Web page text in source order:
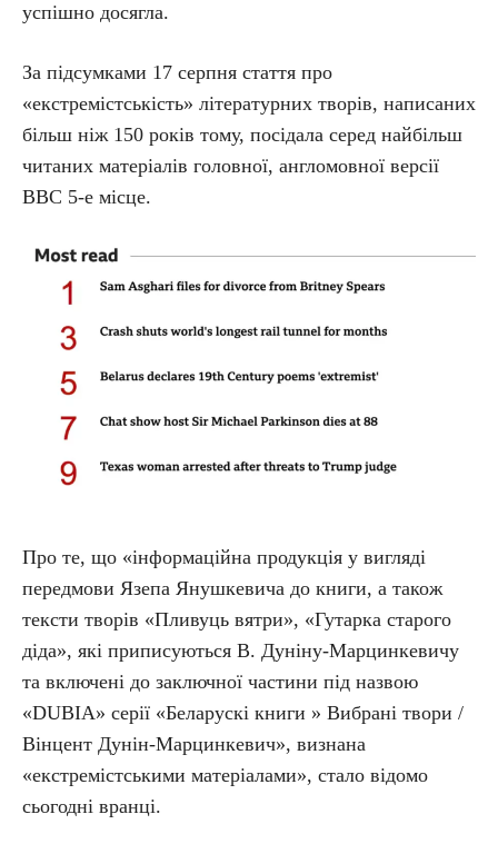
успішно досягла.
За підсумками 17 серпня стаття про
«екстремістськість» літературних творів, написаних
більш ніж 150 років тому, посідала серед найбільш
читаних матеріалів головної, англомовної версії
ВВС 5-е місце.
Про те, що «інформаційна продукція у вигляді
передмови Язепа Янушкевича до книги, а також
тексти творів «Пливуць вятри», «Гутарка старого
діда», які приписуються В. Дуніну-Марцинкевичу
та включені до заключної частини під назвою
«DUBIA» серії «Беларускі книги » Вибрані твори /
Вінцент Дунін-Марцинкевич», визнана
«екстремістськими матеріалами», стало відомо
сьогодні вранці.